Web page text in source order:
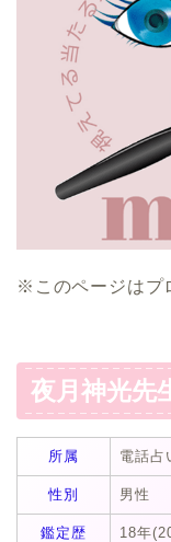
※このページはプ
夜月神光先
所属 電話占
性別 男性
鑑定歴 18年